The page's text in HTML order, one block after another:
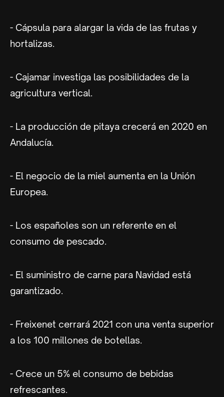
- Cápsula para alargar la vida de las frutas y
hortalizas.
- Cajamar investiga las posibilidades de la
agricultura vertical.
- La producción de pitaya crecerá en 2020 en
Andalucía.
- El negocio de la miel aumenta en la Unión
Europea.
- Los españoles son un referente en el
consumo de pescado.
- El suministro de carne para Navidad está
garantizado.
- Freixenet cerrará 2021 con una venta superior
a los 100 millones de botellas.
- Crece un 5% el consumo de bebidas
refrescantes.